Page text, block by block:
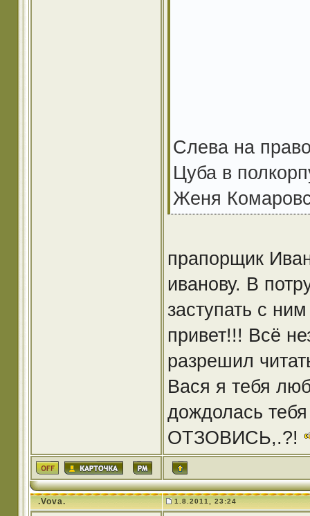
Слева на
Цуба в
Женя
прапорщик
иванову. В
заступать с
привет!!! Всё
разрешил
Вася я тебя
дождолась
ОТЗОВИСЬ,.?!
.Vova. 1.8.2011, 23:24